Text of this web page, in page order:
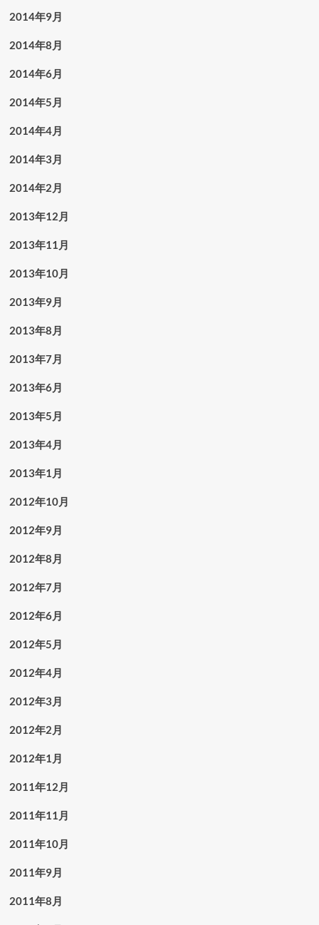
2014年9月
2014年8月
2014年6月
2014年5月
2014年4月
2014年3月
2014年2月
2013年12月
2013年11月
2013年10月
2013年9月
2013年8月
2013年7月
2013年6月
2013年5月
2013年4月
2013年1月
2012年10月
2012年9月
2012年8月
2012年7月
2012年6月
2012年5月
2012年4月
2012年3月
2012年2月
2012年1月
2011年12月
2011年11月
2011年10月
2011年9月
2011年8月